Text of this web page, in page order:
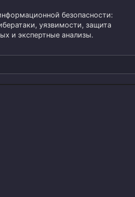
безопасности:
уязвимости, защита
и экспертные анализы.